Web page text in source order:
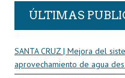
ÚLTIMAS
SANTA CRUZ | Mejora del
aprovechamiento de agua